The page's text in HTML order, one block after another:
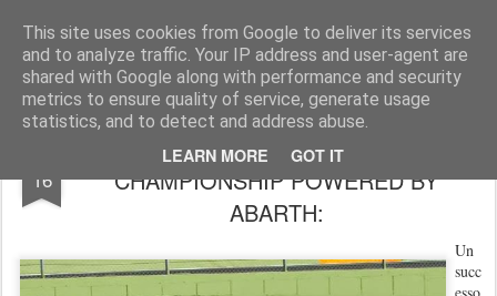
This site uses cookies from Google to deliver its services
and to analyze traffic. Your IP address and user-agent are
shared with Google along with performance and security
metrics to ensure quality of service, generate usage
statistics, and to detect and address abuse.
LEARN MORE GOT IT
AutoMotoCorse. Motorsport Random News 280912
16
LANCE STROLL VINCE L'ITALIAN F.4
CHAMPIONSHIP POWERED BY
ABARTH:
Un
succ